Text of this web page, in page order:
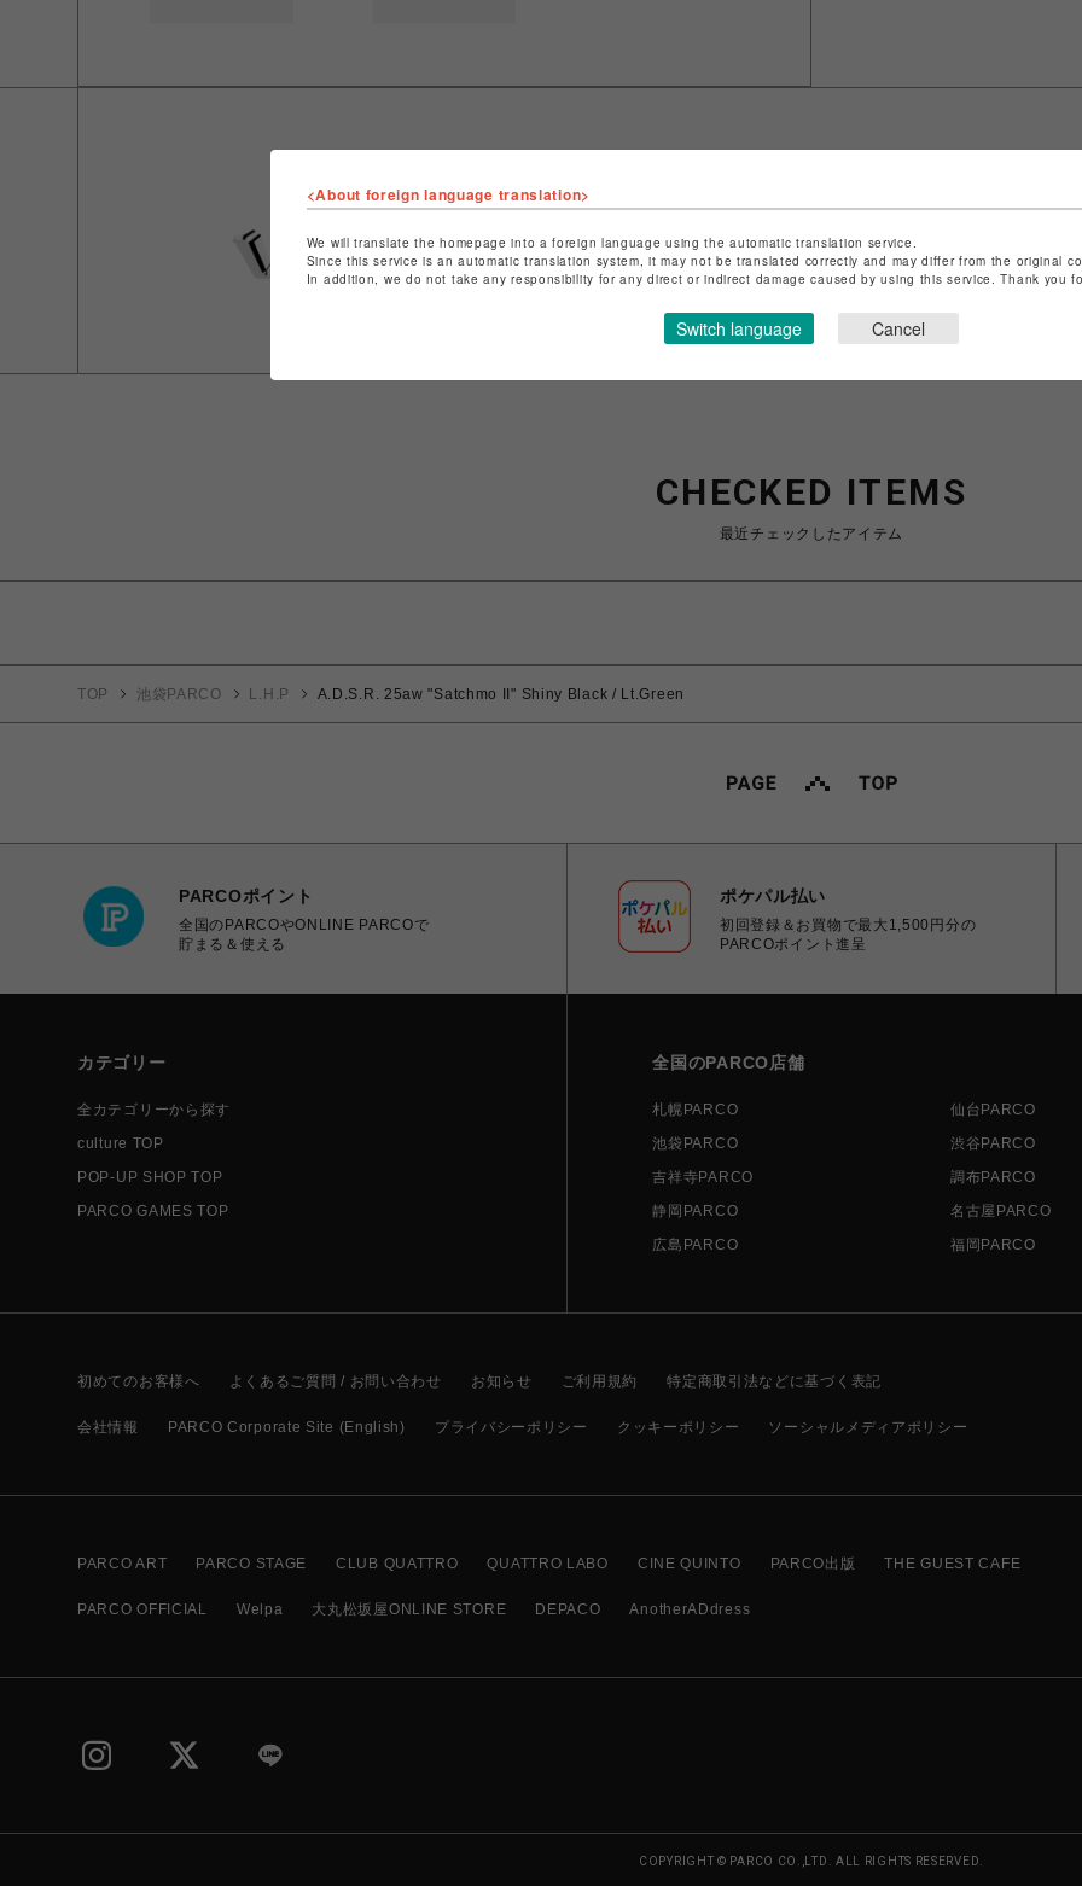
ショップ名
特定商取引法など法令に基づく表記はこちら
ショップお問い合わせはこちら
CHECKED ITEMS
最近チェックしたアイテム
TOP 池袋PARCO L.H.P A.D.S.R. 25aw "Satchmo II" Shiny Black / Lt.Green
PARCOポイント
全国のPARCOやONLINE PARCOで
貯まる＆使える
ポケパル払い
初回登録＆お買物で最大1,500円分の
PARCOポイント進呈
カテゴリー
全カテゴリーから探す
culture TOP
POP-UP SHOP TOP
PARCO GAMES TOP
全国のPARCO店舗
札幌PARCO 仙台PARCO
池袋PARCO
渋谷PARCO
吉祥寺PARCO
調布PARCO
静岡PARCO
名古屋PARCO
広島PARCO
福岡PARCO
初めてのお客様へ よくあるご質問 / お問い合わせ お知らせ ご利用規約 特定商取引法などに基づく表記
会社情報 PARCO Corporate Site (English) プライバシーポリシー クッキーポリシー ソーシャルメディアポリシー
PARCO ART PARCO STAGE CLUB QUATTRO QUATTRO LABO CINE QUINTO PARCO出版 THE GUEST CAFE
PARCO OFFICIAL Welpa 大丸松坂屋ONLINE STORE DEPACO AnotherADdress
COPYRIGHT © PARCO CO.,LTD. ALL RIGHTS RESERVED.
<About foreign language translation>
We will translate the homepage into a foreign language using the automatic translation service.
Since this service is an automatic translation system, it may not be translated correctly and may differ from the original
In addition, we do not take any responsibility for any direct or indirect damage caused by using this service. Thank you
Switch language Cancel